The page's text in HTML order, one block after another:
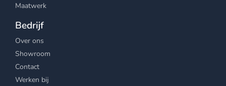
Maatwerk
Bedrijf
Over ons
Showroom
Contact
Werken bij